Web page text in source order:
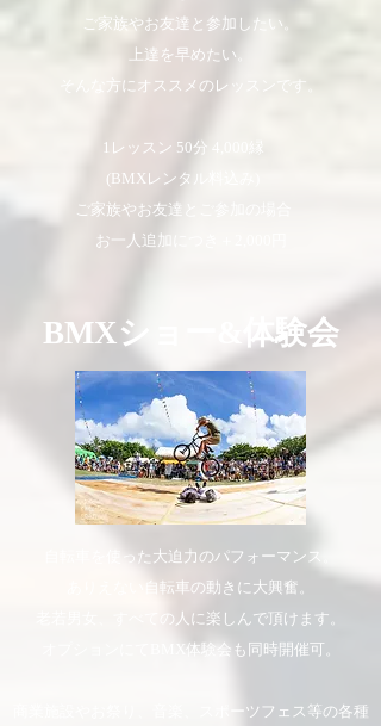
ご家族やお友達と参加したい。
上達を早めたい。
そんな方にオススメのレッスンです。
1レッスン 50分 4,000縁
(BMXレンタル料込み)
ご家族やお友達とご参加の場合
お一人追加につき＋2,000円
BMXショー&体験会
自転車を使った大迫力のパフォーマンス。
ありえない自転車の動きに大興奮。
老若男女、すべての人に楽しんで頂けます。
オプションにてBMX体験会も同時開催可。
商業施設やお祭り、音楽、スポーツフェス等の各種